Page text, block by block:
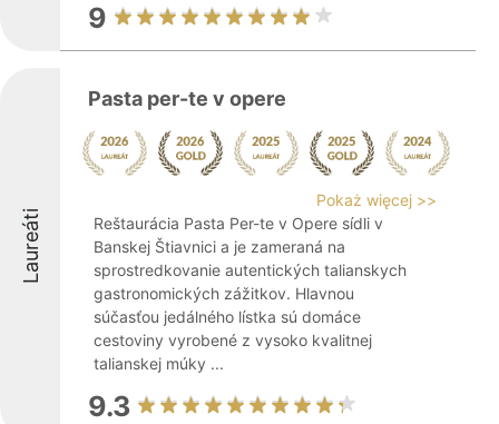
9
Laureáti
Pasta per-te v opere
Pokaż więcej >>
Reštaurácia Pasta Per-te v Opere sídli v
Banskej Štiavnici a je zameraná na
sprostredkovanie autentických talianskych
gastronomických zážitkov. Hlavnou
súčasťou jedálného lístka sú domáce
cestoviny vyrobené z vysoko kvalitnej
talianskej múky ...
9.3